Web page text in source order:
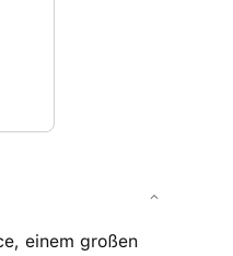
einem großen